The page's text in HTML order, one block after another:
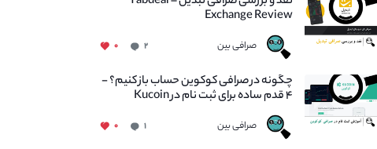
Exchange Review
صرافی بین ۲ ۰
چگونه در صرافی کوکوین حساب باز کنیم؟ -
۴ قدم ساده برای ثبت نام در Kucoin
صرافی بین ۱ ۰